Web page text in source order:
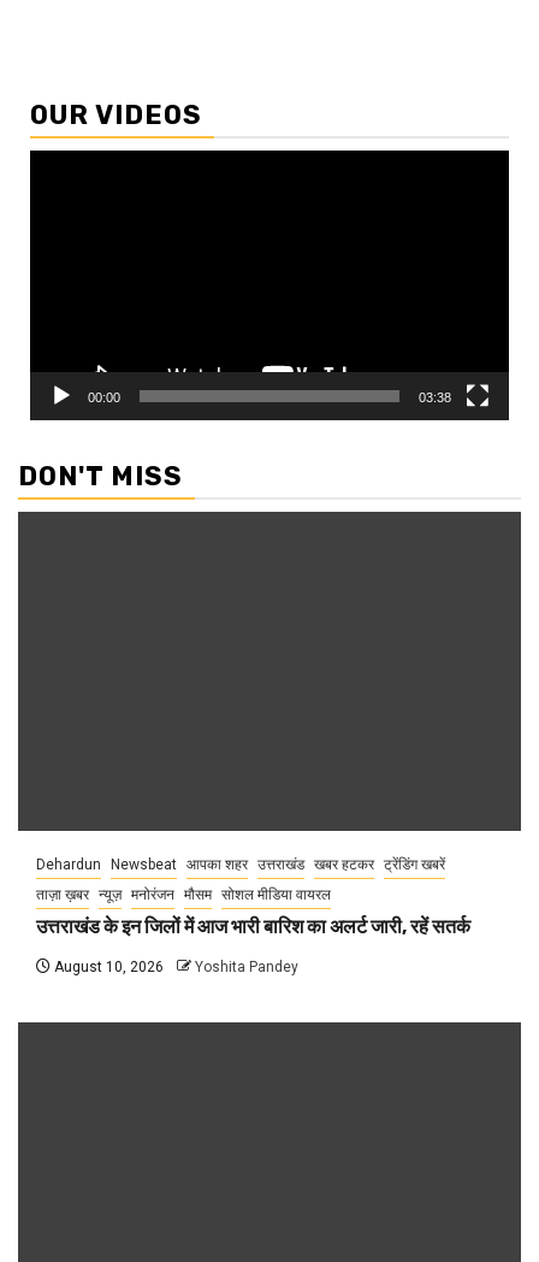
OUR VIDEOS
00:00 03:38
DON'T MISS
Dehardun Newsbeat आपका शहर उत्तराखंड खबर हटकर ट्रेंडिंग खबरें
ताज़ा ख़बर न्यूज़ मनोरंजन मौसम सोशल मीडिया वायरल
उत्तराखंड के इन जिलों में आज भारी बारिश का अलर्ट जारी, रहें सतर्क
August 10, 2026 Yoshita Pandey